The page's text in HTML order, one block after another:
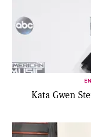
Kata Gwen